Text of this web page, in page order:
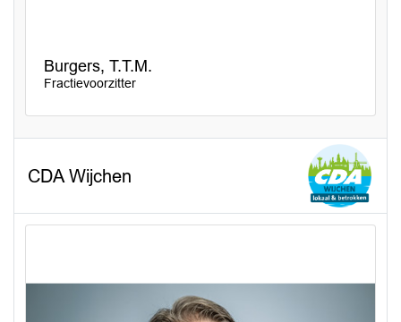
Burgers, T.T.M.
Fractievoorzitter
CDA Wijchen